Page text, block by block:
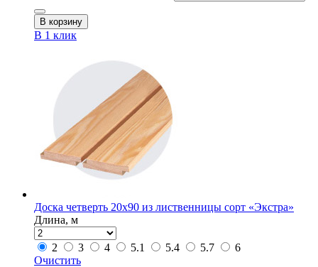
В корзину
В 1 клик
Доска четверть 20х90 из лиственницы сорт «Экстра»
Длина, м
2 3 4 5.1 5.4 5.7
6
Очистить